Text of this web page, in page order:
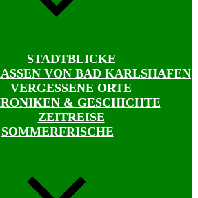
STADTBLICKE
VON BAD KARLSHAFEN
VERGESSENE ORTE
& GESCHICHTE
ZEITREISE
SOMMERFRISCHE